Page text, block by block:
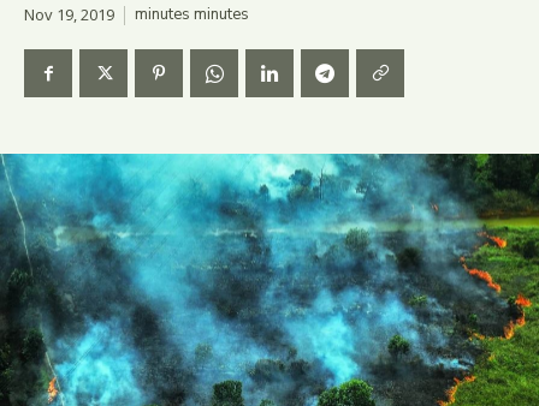
Nov 19, 2019 minutes minutes